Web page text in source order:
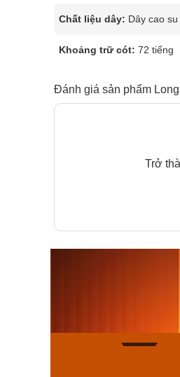
Chất liệu dây: Dây cao su
Khoảng trữ cót: 72 tiếng
Đánh giá sản phẩm
Trở